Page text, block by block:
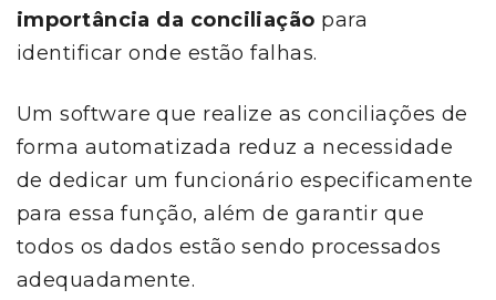
importância da conciliação para
identificar onde estão falhas.
Um software que realize as conciliações de
forma automatizada reduz a necessidade
de dedicar um funcionário especificamente
para essa função, além de garantir que
todos os dados estão sendo processados
adequadamente.